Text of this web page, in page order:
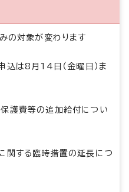
の対象が変わります
込は8月14日（金曜日）ま
護費等の追加給付につい
関する臨時措置の延長につ